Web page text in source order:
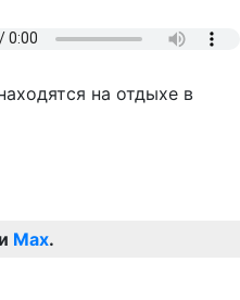
на отдыхе в
и Max.